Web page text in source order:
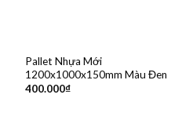
Pallet Nhựa Mới
1200x1000x150mm Màu Đen
400.000₫